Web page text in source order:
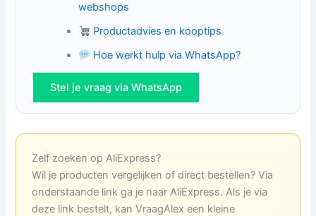
webshops
Productadvies en kooptips
Hoe werkt hulp via WhatsApp?
Stel je vraag via WhatsApp
Zelf zoeken op AliExpress?
Wil je producten vergelijken of direct bestellen? Via
onderstaande link ga je naar AliExpress. Als je via
deze link bestelt, kan VraagAlex een kleine